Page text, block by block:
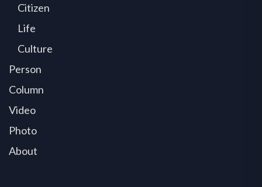
Citizen
Life
Culture
Person
Column
Video
Photo
About